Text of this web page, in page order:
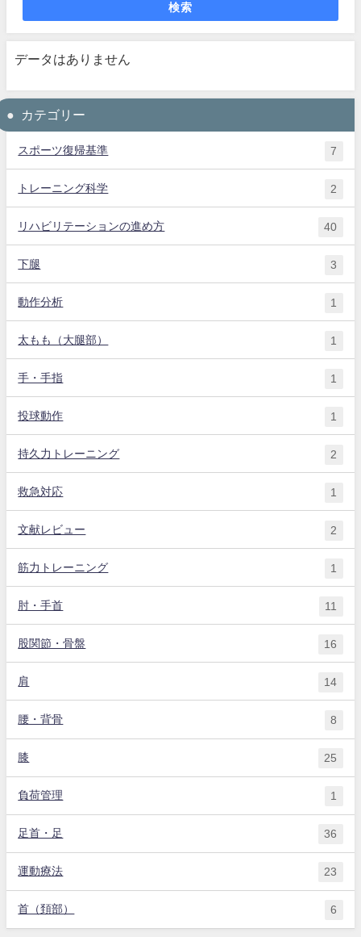
検索
データはありません
カテゴリー
スポーツ復帰基準 7
トレーニング科学 2
リハビリテーションの進め方 40
下腿 3
動作分析 1
太もも（大腿部） 1
手・手指 1
投球動作 1
持久力トレーニング 2
救急対応 1
文献レビュー 2
筋力トレーニング 1
肘・手首 11
股関節・骨盤 16
肩 14
腰・背骨 8
膝 25
負荷管理 1
足首・足 36
運動療法 23
首（頚部） 6